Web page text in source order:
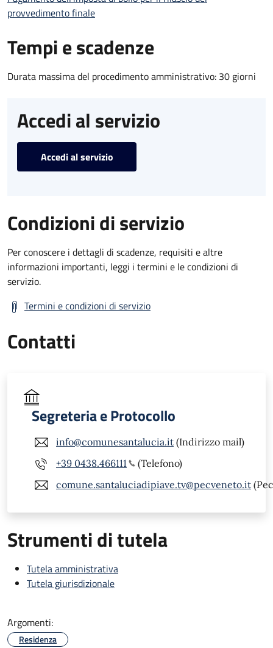
provvedimento finale
Tempi e scadenze
Durata massima del procedimento amministrativo: 30 giorni
Accedi al servizio
Accedi al servizio
Condizioni di servizio
Per conoscere i dettagli di scadenze, requisiti e altre
informazioni importanti, leggi i termini e le condizioni di
servizio.
Termini e condizioni di servizio
Contatti
Segreteria e Protocollo
info@comunesantalucia.it (Indirizzo mail)
+39 0438.466111
(Telefono)
comune.santaluciadipiave.tv@pecveneto.it
Strumenti di tutela
Tutela amministrativa
Tutela giurisdizionale
Argomenti:
Residenza